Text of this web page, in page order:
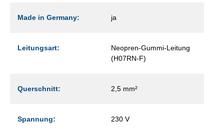
Made in Germany: ja
Leitungsart:
Neopren-Gummi-Leitung
(H07RN-F)
Querschnitt: 2,5 mm²
Spannung: 230 V